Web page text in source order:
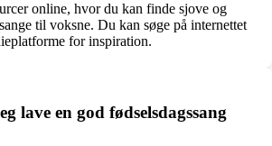
online, hvor du kan finde sjove og
til voksne. Du kan søge på internettet
for inspiration.
lave en god fødselsdagssang